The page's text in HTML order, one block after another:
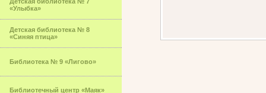
«Улыбка»
Детская библиотека № 8
«Синяя птица»
Библиотека № 9 «Лигово»
Библиотечный центр «Маяк»